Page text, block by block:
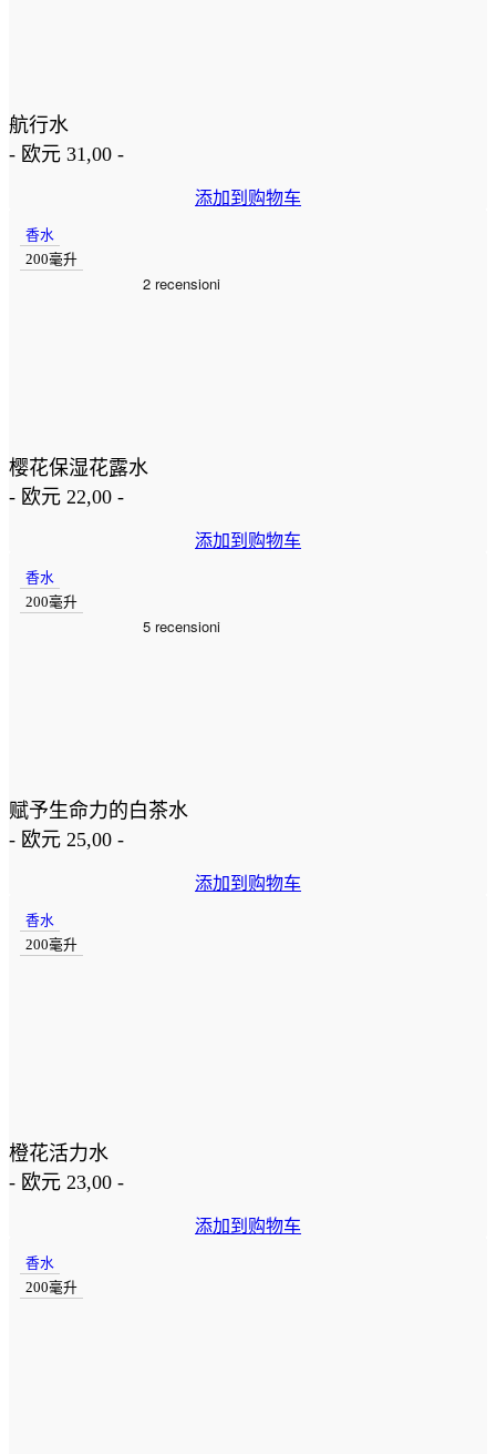
航行水
- 欧元 31,00 -
添加到购物车
香水
200毫升
樱花保湿花露水
- 欧元 22,00 -
添加到购物车
香水
200毫升
赋予生命力的白茶水
- 欧元 25,00 -
添加到购物车
香水
200毫升
橙花活力水
- 欧元 23,00 -
添加到购物车
香水
200毫升